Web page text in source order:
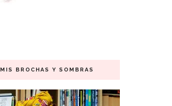
MIS BROCHAS Y SOMBRAS